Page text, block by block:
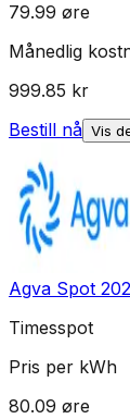
79.99 øre
Månedlig
999.85 kr
Bestill nå Vis
Agva Spot
Timesspot
Pris per kWh
80.09 øre